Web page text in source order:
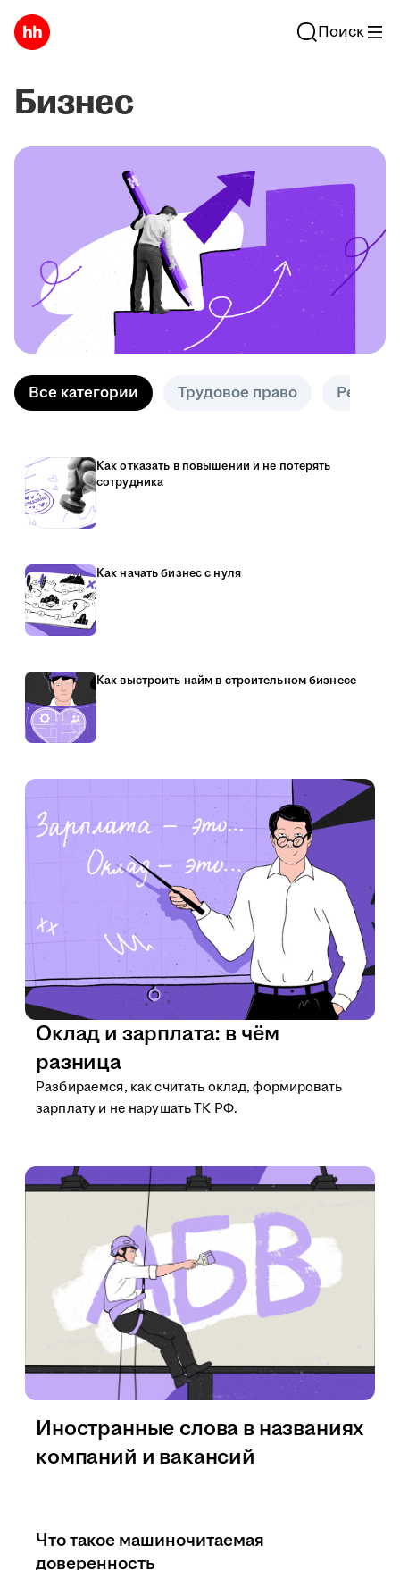
Поиск
Бизнес
Все категории Трудовое право
Как отказать в повышении и не потерять
сотрудника
Как начать бизнес с нуля
Как выстроить найм в строительном бизнесе
Оклад и зарплата: в чём
разница
Разбираемся, как считать оклад, формировать
зарплату и не нарушать ТК РФ.
Иностранные слова в названиях
компаний и вакансий
Что такое машиночитаемая
доверенность